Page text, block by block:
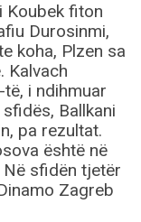
Koubek fiton
Durosinmi,
koha, Plzen sa
Kalvach
i ndihmuar
Ballkani
pa rezultat.
është në
sfidën tjetër
Zagreb